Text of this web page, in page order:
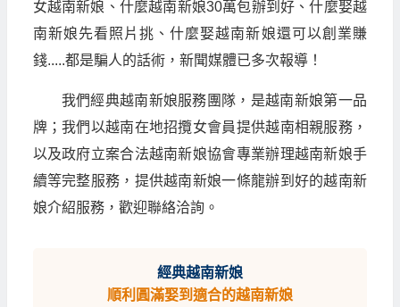
女越南新娘、什麼越南新娘30萬包辦到好、什麼娶越
南新娘先看照片挑、什麼娶越南新娘還可以創業賺
錢.....都是騙人的話術，新聞媒體已多次報導！
我們經典越南新娘服務團隊，是越南新娘第一品
牌；我們以越南在地招攬女會員提供越南相親服務，
以及政府立案合法越南新娘協會專業辦理越南新娘手
續等完整服務，提供越南新娘一條龍辦到好的越南新
娘介紹服務，歡迎聯絡洽詢。
經典越南新娘
順利圓滿娶到適合的越南新娘